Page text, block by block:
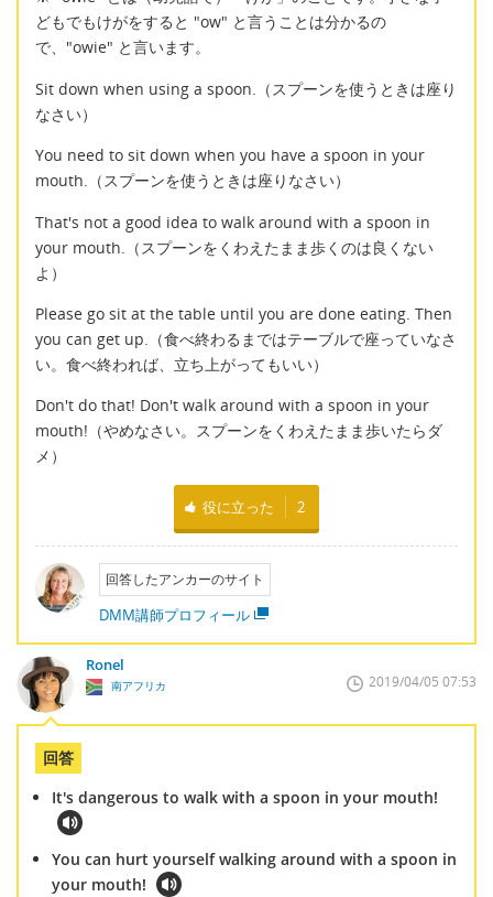
どもでもけがをすると "ow" と言うことは分かるの
で、"owie" と言います。
Sit down when using a spoon.（スプーンを使うときは座り
なさい）
You need to sit down when you have a spoon in your
mouth.（スプーンを使うときは座りなさい）
That's not a good idea to walk around with a spoon in
your mouth.（スプーンをくわえたまま歩くのは良くない
よ）
Please go sit at the table until you are done eating. Then
you can get up.（食べ終わるまではテーブルで座っていなさ
い。食べ終われば、立ち上がってもいい）
Don't do that! Don't walk around with a spoon in your
mouth!（やめなさい。スプーンをくわえたまま歩いたらダ
メ）
役に立った 2
回答したアンカーのサイト
DMM講師プロフィール
Ronel
南アフリカ 2019/04/05 07:53
回答
It's dangerous to walk with a spoon in your mouth!
You can hurt yourself walking around with a spoon in
your mouth!